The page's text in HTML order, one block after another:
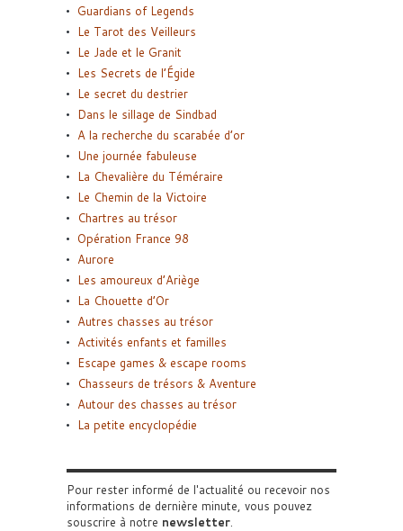
Guardians of Legends
Le Tarot des Veilleurs
Le Jade et le Granit
Les Secrets de l’Égide
Le secret du destrier
Dans le sillage de Sindbad
A la recherche du scarabée d’or
Une journée fabuleuse
La Chevalière du Téméraire
Le Chemin de la Victoire
Chartres au trésor
Opération France 98
Aurore
Les amoureux d’Ariège
La Chouette d’Or
Autres chasses au trésor
Activités enfants et familles
Escape games & escape rooms
Chasseurs de trésors & Aventure
Autour des chasses au trésor
La petite encyclopédie
Pour rester informé de l'actualité ou recevoir nos
informations de dernière minute, vous pouvez
souscrire à notre newsletter.